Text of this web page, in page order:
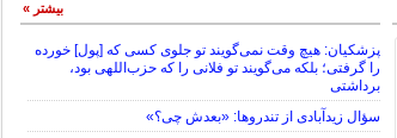
پزشکیان: هیچ وقت نمی‌گویند تو جلوی کسی که [پول] خورده
را گرفتی؛ بلکه می‌گویند تو فلانی را که حزب‌اللهی بود،
برداشتی
سؤال زیدآبادی از تندروها: «بعدش چی؟»
بیشتر »